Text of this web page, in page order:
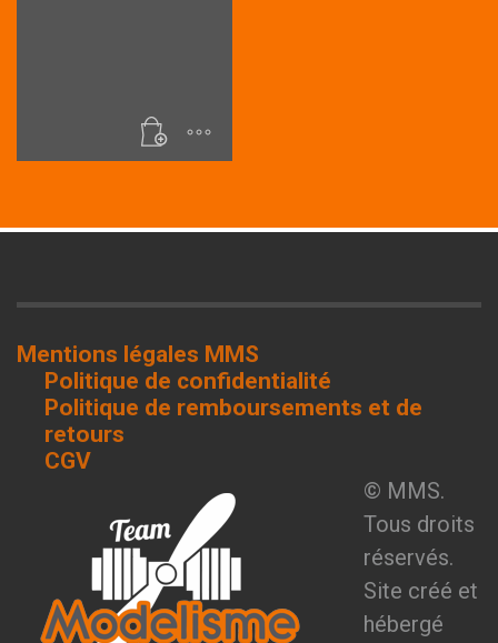
Mentions légales MMS
Politique de confidentialité
Politique de remboursements et de
retours
CGV
© MMS.
Tous droits
réservés.
Site créé et
hébergé